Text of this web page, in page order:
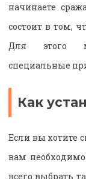
начинаете
состоит в том,
Для этого
специальные
Как
Если вы хотите
вам
всего выбрать